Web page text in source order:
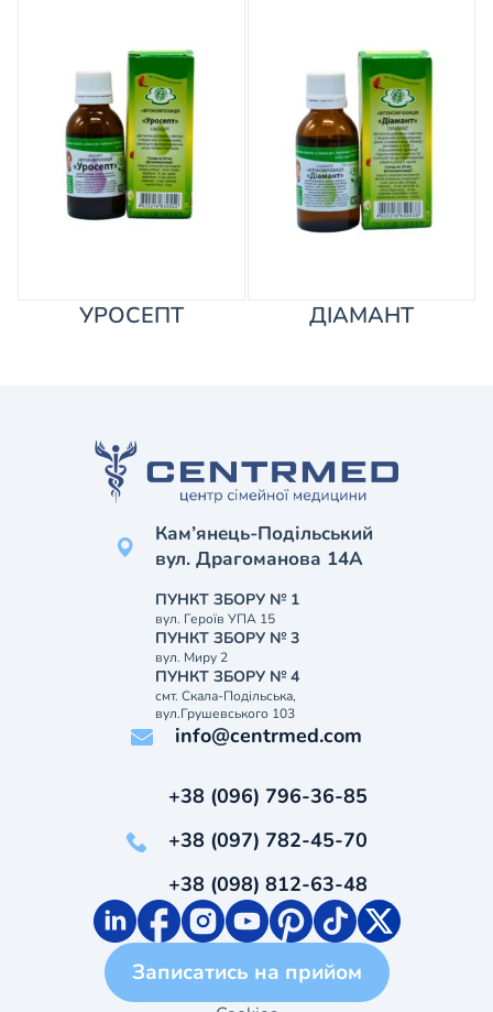
УРОСЕПТ ДІАМАНТ
Кам’янець-Подільський
вул. Драгоманова 14А
ПУНКТ ЗБОРУ № 1
вул. Героїв УПА 15
ПУНКТ ЗБОРУ № 3
вул. Миру 2
ПУНКТ ЗБОРУ № 4
смт. Скала-Подільська,
вул.Грушевського 103
info@centrmed.com
+38 (096) 796-36-85
+38 (097) 782-45-70
+38 (098) 812-63-48
Записатись на прийом